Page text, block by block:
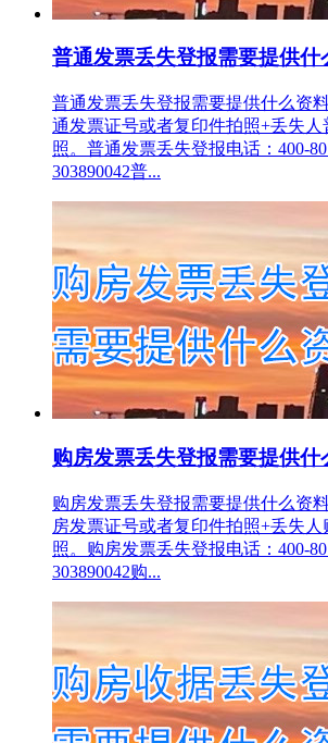
普通发票丢失登报需要提供什
普通发票丢失登报需要提供什么资
通发票证号或者复印件拍照+丢失人
照。普通发票丢失登报电话：400-
303890042普...
购房发票丢失登报需要提供什
购房发票丢失登报需要提供什么资
房发票证号或者复印件拍照+丢失
照。购房发票丢失登报电话：400-
303890042购...